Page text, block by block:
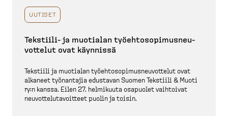
UUTISET
Tekstiili-​ ja muotialan työehto­so­pi­mus­neu­
vottelut ovat käynnissä
Tekstiili ja muotialan työehto­so­pi­mus­neu­vottelut ovat
alkaneet työnantajia edustavan Suomen Tekstiili & Muoti
ry:n kanssa. Eilen 27. helmikuuta osapuolet vaihtoivat
neuvot­te­lu­ta­voitteet puolin ja toisin.